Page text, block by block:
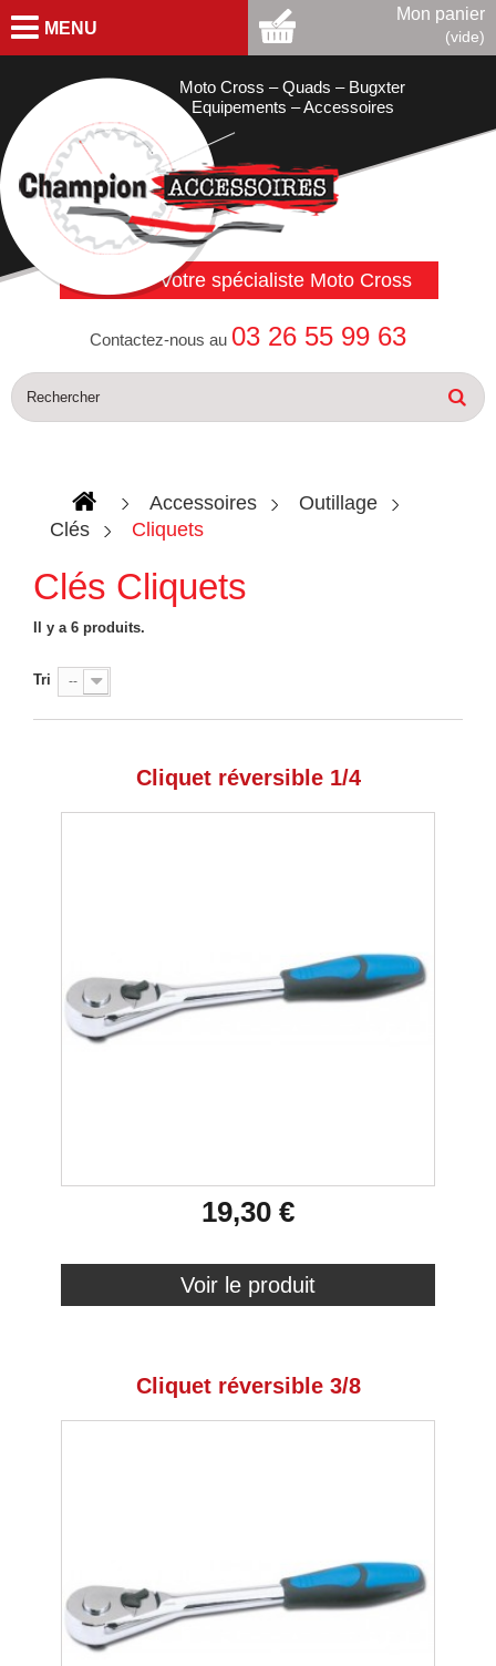
MENU
Mon panier
(vide)
Moto Cross – Quads – Bugxter
Equipements – Accessoires
Votre spécialiste Moto Cross
Contactez-nous au 03 26 55 99 63
Accessoires
Outillage
Clés
Cliquets
Clés Cliquets
Il y a 6 produits.
Tri --
Cliquet réversible 1/4
19,30 €
Voir le produit
Cliquet réversible 3/8